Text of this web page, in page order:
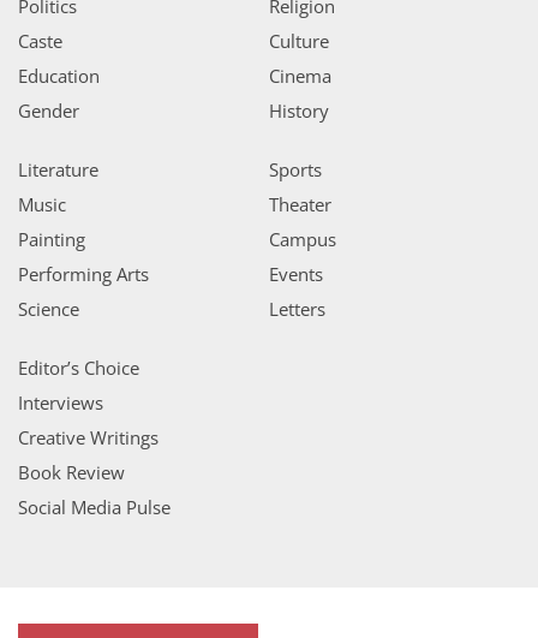
Politics
Caste
Education
Gender
Religion
Culture
Cinema
History
Literature
Music
Painting
Performing Arts
Science
Sports
Theater
Campus
Events
Letters
Editor’s Choice
Interviews
Creative Writings
Book Review
Social Media Pulse